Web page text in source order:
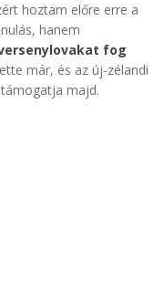
hoztam előre erre a
hanem
fog
már, és az új-zélandi
majd.